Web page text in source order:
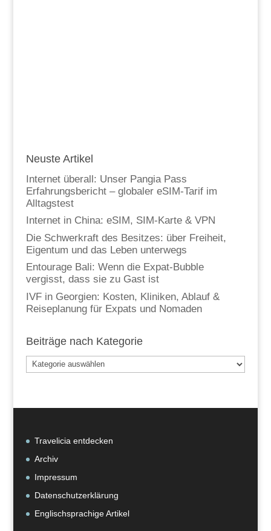
Neuste Artikel
Internet überall: Unser Pangia Pass
Erfahrungsbericht – globaler eSIM-Tarif im
Alltagstest
Internet in China: eSIM, SIM-Karte & VPN
Die Schwerkraft des Besitzes: über Freiheit,
Eigentum und das Leben unterwegs
Entourage Bali: Wenn die Expat-Bubble
vergisst, dass sie zu Gast ist
IVF in Georgien: Kosten, Kliniken, Ablauf &
Reiseplanung für Expats und Nomaden
Beiträge nach Kategorie
Beiträge
nach
Travelicia entdecken
Archiv
Impressum
Datenschutzerklärung
Englischsprachige Artikel